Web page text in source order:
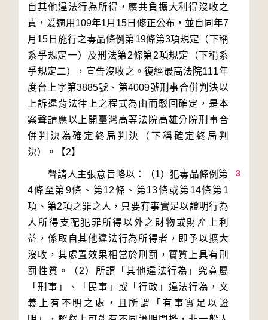
自其他違法行為所得，應共負擴大利得沒收之
責，爰適用109年1月15日修正公布，並自同年7
月15日施行之毒品條例第19條第3項規定（下稱
系爭規定一）及刑法第2條第2項規定（下稱系
爭規定二），宣告沒收之。復經最高法院111年
度台上字第3885號、第4009號刑事合併判決以
上訴違背法律上之程式為由而駁回確定，是本
案聲請應以上開臺灣高等法院高雄分院刑事合
併判決為確定終局判決（下稱確定終局判
3
        聲請人主張意旨略以：（1）犯毒品條例第
4條至第9條、第12條、第13條或第14條第1
項、第2項之罪之人，只要有事實足以證明行為
人所得支配犯罪所得以外之財物或財產上利
益，係取自其他違法行為所得者，即予以擴大
沒收，其處置效果相當於刑罰，實質上具有刑
罰性質。（2）所謂「其他違法行為」究竟屬
「刑事」、「民事」或「行政」違法行為，文
義上有不明之處，且所謂「有事實足以證